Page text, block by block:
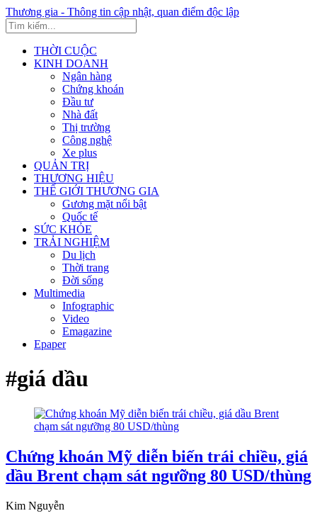
Thương gia - Thông tin cập nhật, quan điểm độc lập
THỜI CUỘC
KINH DOANH
Ngân hàng
Chứng khoán
Đầu tư
Nhà đất
Thị trường
Công nghệ
Xe plus
QUẢN TRỊ
THƯƠNG HIỆU
THẾ GIỚI THƯƠNG GIA
Gương mặt nổi bật
Quốc tế
SỨC KHỎE
TRẢI NGHIỆM
Du lịch
Thời trang
Đời sống
Multimedia
Infographic
Video
Emagazine
Epaper
#giá dầu
Chứng khoán Mỹ diễn biến trái chiều, giá
dầu Brent chạm sát ngưỡng 80 USD/thùng
Kim Nguyễn